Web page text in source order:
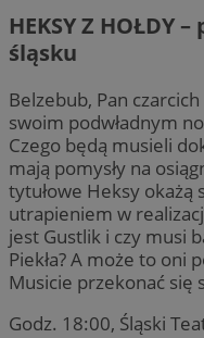
HEKSY Z HOŁDY
śląsku
Belzebub, Pan
swoim podwładnym
Czego będą musieli
mają pomysły na
tytułowe Heksy okażą
utrapieniem w
jest Gustlik i czy musi
Piekła? A może to oni
Musicie przekonać się
Godz. 18:00, Śląski